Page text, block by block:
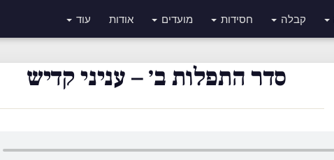
קבלה חסידות מועדים אודות עוד
סדר התפלות ב׳ – עניני קדיש